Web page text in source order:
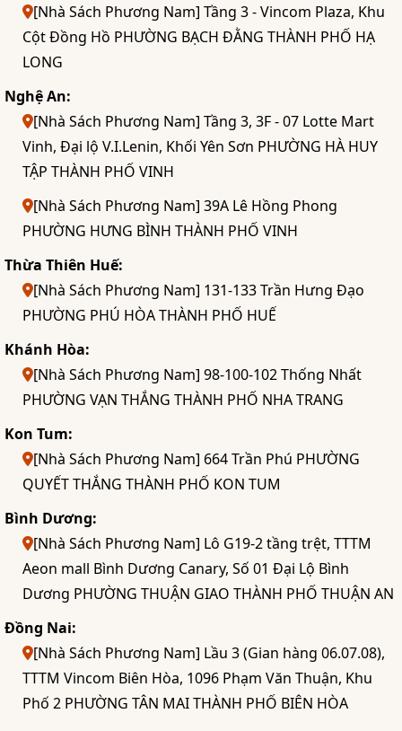
[Nhà Sách Phương Nam] Tầng 3 - Vincom Plaza, Khu
Cột Đồng Hồ PHƯỜNG BẠCH ĐẰNG THÀNH PHỐ HẠ
LONG
Nghệ An:
[Nhà Sách Phương Nam] Tầng 3, 3F - 07 Lotte Mart
Vinh, Đại lộ V.I.Lenin, Khối Yên Sơn PHƯỜNG HÀ HUY
TẬP THÀNH PHỐ VINH
[Nhà Sách Phương Nam] 39A Lê Hồng Phong
PHƯỜNG HƯNG BÌNH THÀNH PHỐ VINH
Thừa Thiên Huế:
[Nhà Sách Phương Nam] 131-133 Trần Hưng Đạo
PHƯỜNG PHÚ HÒA THÀNH PHỐ HUẾ
Khánh Hòa:
[Nhà Sách Phương Nam] 98-100-102 Thống Nhất
PHƯỜNG VẠN THẮNG THÀNH PHỐ NHA TRANG
Kon Tum:
[Nhà Sách Phương Nam] 664 Trần Phú PHƯỜNG
QUYẾT THẮNG THÀNH PHỐ KON TUM
Bình Dương:
[Nhà Sách Phương Nam] Lô G19-2 tầng trệt, TTTM
Aeon mall Bình Dương Canary, Số 01 Đại Lộ Bình
Dương PHƯỜNG THUẬN GIAO THÀNH PHỐ THUẬN AN
Đồng Nai:
[Nhà Sách Phương Nam] Lầu 3 (Gian hàng 06.07.08),
TTTM Vincom Biên Hòa, 1096 Phạm Văn Thuận, Khu
Phố 2 PHƯỜNG TÂN MAI THÀNH PHỐ BIÊN HÒA